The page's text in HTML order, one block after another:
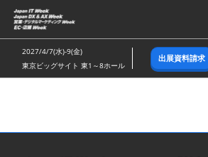
ス
キ
ッ
し
む
2027/4/7(水)-9(金)
東京ビッグサイト 東1～8ホール
出展資料請求